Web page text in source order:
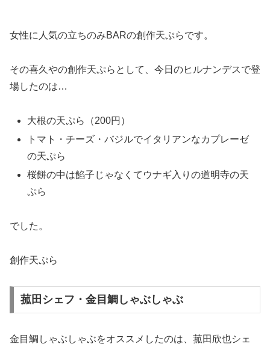
女性に人気の立ちのみBARの創作天ぷらです。
その喜久やの創作天ぷらとして、今日のヒルナンデスで登
場したのは…
大根の天ぷら（200円）
トマト・チーズ・バジルでイタリアンなカプレーゼ
の天ぷら
桜餅の中は餡子じゃなくてウナギ入りの道明寺の天
ぷら
でした。
創作天ぷら
菰田シェフ・金目鯛しゃぶしゃぶ
金目鯛しゃぶしゃぶをオススメしたのは、菰田欣也シェ